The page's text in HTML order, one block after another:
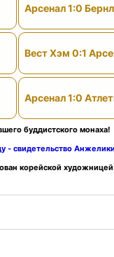
Арсенал 1:0
Вест Хэм 0:1
Арсенал 1:0
буддистского монаха!
- свидетельство Анжелики
корейской